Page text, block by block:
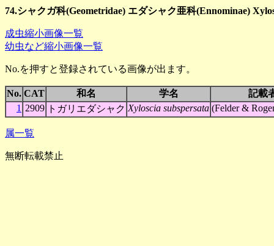
74.シャクガ科(Geometridae) エダシャク亜科(Ennominae)
成虫縮小画像一覧
幼虫など縮小画像一覧
No.を押すと登録されている画像が出ます。
No. CAT 和名 学名
記載
1 2909 トガリエダシャク Xyloscia subspersata (Felder &
属一覧
無断転載禁止